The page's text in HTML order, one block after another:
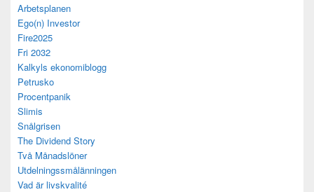
Arbetsplanen
Ego(n) Investor
Fire2025
Fri 2032
Kalkyls ekonomiblogg
Petrusko
Procentpanik
Slimis
Snålgrisen
The Dividend Story
Två Månadslöner
Utdelningssmålänningen
Vad är livskvalité